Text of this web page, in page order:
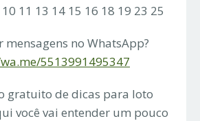
11 13 14 15 16 18 19 23 25
mensagens no WhatsApp?
5513991495347
gratuito de dicas para loto
você vai entender um pouco